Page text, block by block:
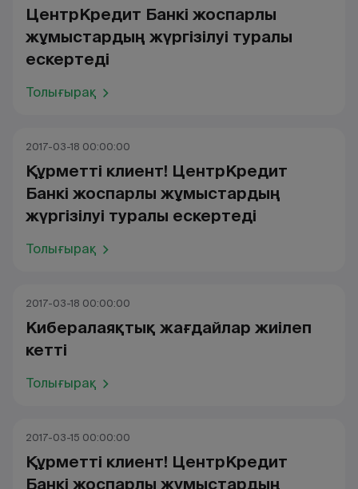
ЦентрКредит Банкі жоспарлы
жұмыстардың жүргізілуі туралы
ескертеді
Толығырақ
2017-03-18 00:00:00
Құрметті клиент! ЦентрКредит
Банкі жоспарлы жұмыстардың
жүргізілуі туралы ескертеді
Толығырақ
2017-03-18 00:00:00
Кибералаяқтық жағдайлар жиілеп
кетті
Толығырақ
2017-03-15 00:00:00
Құрметті клиент! ЦентрКредит
Банкі жоспарлы жұмыстардың